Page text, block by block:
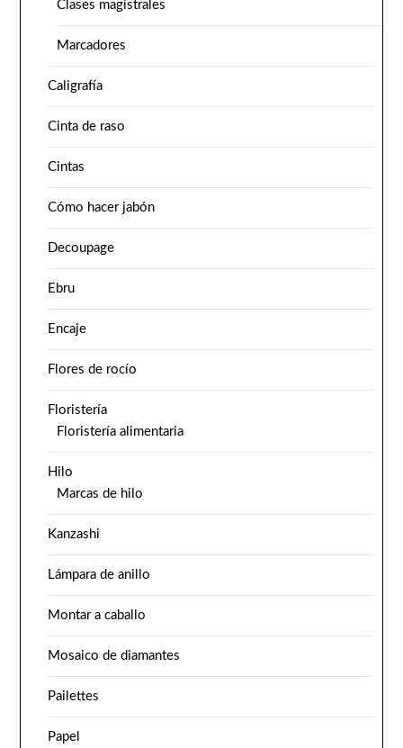
Clases magistrales
Marcadores
Caligrafía
Cinta de raso
Cintas
Cómo hacer jabón
Decoupage
Ebru
Encaje
Flores de rocío
Floristería
Floristería alimentaria
Hilo
Marcas de hilo
Kanzashi
Lámpara de anillo
Montar a caballo
Mosaico de diamantes
Pailettes
Papel